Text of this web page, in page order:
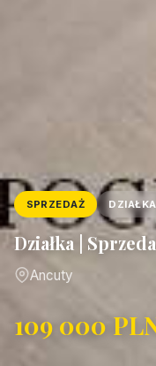
SPRZEDAŻ DZIAŁKA
Działka |
Ancuty
109 000